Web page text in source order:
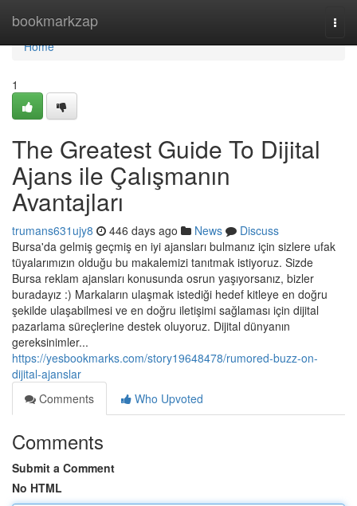
bookmarkzap
Home
Home
1
The Greatest Guide To Dijital
Ajans ile Çalışmanın
Avantajları
trumans631ujy8 446 days ago News
Discuss
Bursa'da gelmiş geçmiş en iyi ajansları bulmanız için sizlere ufak
tüyalarımızın olduğu bu makalemizi tanıtmak istiyoruz. Sizde
Bursa reklam ajansları konusunda osrun yaşıyorsanız, bizler
buradayız :) Markaların ulaşmak istediği hedef kitleye en doğru
şekilde ulaşabilmesi ve en doğru iletişimi sağlaması için dijital
pazarlama süreçlerine destek oluyoruz. Dijital dünyanın
gereksinimler...
https://yesbookmarks.com/story19648478/rumored-buzz-on-
dijital-ajanslar
Comments
Who Upvoted
Comments
Submit a Comment
No HTML